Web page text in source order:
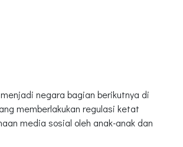
negara bagian berikutnya di
memberlakukan regulasi ketat
media sosial oleh anak-anak dan